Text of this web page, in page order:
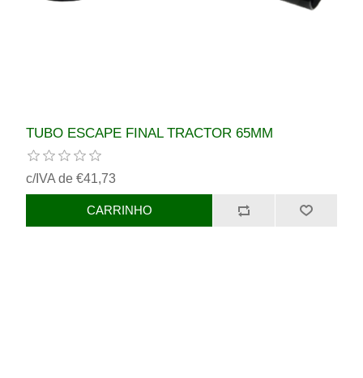
TUBO ESCAPE FINAL TRACTOR 65MM
c/IVA de €41,73